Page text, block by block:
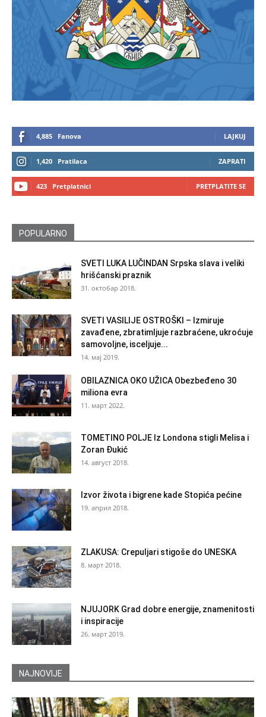
4,885 Fanova LAJKUJ
1,420 Pratilaca ZAPRATI
423 Pretplatnici PRETPLATITE SE
POPULARNO
SVETI LUKA LUČINDAN Srpska slava i veliki
hrišćanski praznik
31. октобар 2018.
SVETI VASILIJE OSTROŠKI – Izmiruje
zavađene, zbratimljuje razbraćene, ukroćuje
samovoljne, isceljuje...
14. мај 2019.
OBILAZNICA OKO UŽICA Obezbeđeno 30
miliona evra
11. март 2022.
TOMETINO POLJE Iz Londona stigli Melisa i
Zoran Đukić
14. август 2018.
Izvor života i bigrene kade Stopića pećine
19. април 2018.
ZLAKUSA: Crepuljari stigoše do UNESKA
8. март 2018.
NJUJORK Grad dobre energije, znamenitosti
i inspiracije
26. март 2019.
NAJNOVIJE